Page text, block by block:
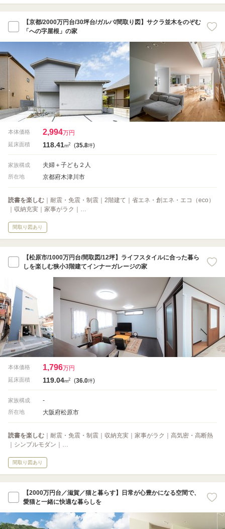
【京都/2000万円台/30坪台/ガルバ/間取り図】サクラ並木をのぞむ
「への字屋根」の家
本体価格 2,994万円
延床面積 118.41m2 (35.8坪)
家族構成 夫婦＋子ども２人
所在地 京都府木津川市
読書を楽しむ ｜耐震・免震・制震｜2階建て｜省エネ・創エネ・エコ（eco）
｜収納充実｜家事がラク｜…
間取り図あり
【松原市/1000万円台/間取図/12坪】ライフスタイルに合った暮ら
しを楽しむ狭小3階建てインナーガレージの家
本体価格 1,796万円
延床面積 119.04m2 (36.0坪)
家族構成 -
所在地 大阪府松原市
読書を楽しむ ｜耐震・免震・制震｜収納充実｜家事がラク｜高気密・高断熱
｜シンプルモダン｜…
間取り図あり
【2000万円台／滋賀／猫と暮らす】日常が心豊かになる空間で、
愛猫と一緒に快適な暮らしを